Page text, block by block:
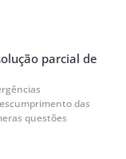
parcial de
das
questões